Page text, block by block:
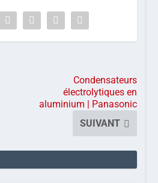
Condensateurs
électrolytiques en
aluminium | Panasonic
SUIVANT